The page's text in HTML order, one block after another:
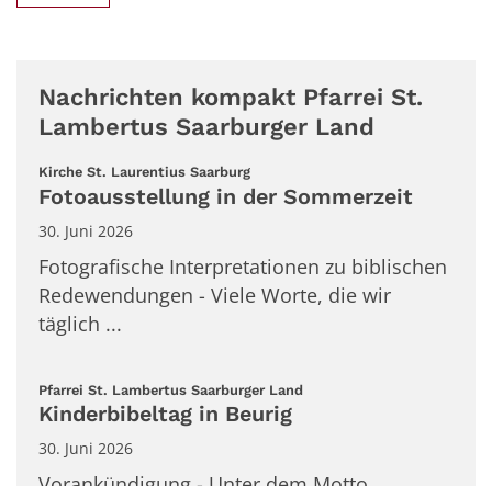
Nachrichten kompakt Pfarrei St.
Lambertus Saarburger Land
Kirche St. Laurentius Saarburg:
Fotoausstellung in der Sommerzeit
30. Juni 2026
Fotografische Interpretationen zu biblischen
Redewendungen - Viele Worte, die wir
täglich ...
Pfarrei St. Lambertus Saarburger Land:
Kinderbibeltag in Beurig
30. Juni 2026